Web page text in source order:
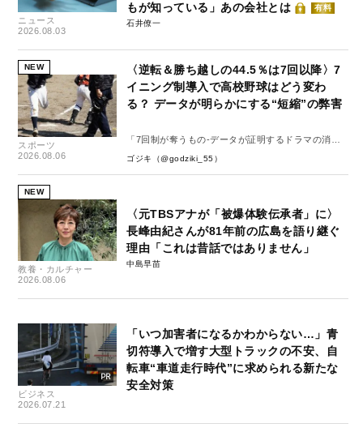
ニュース
2026.08.03
もが知っている」あの会社とは
有料
石井僚一
NEW
スポーツ
2026.08.06
〈逆転＆勝ち越しの44.5％は7回以降〉7
イニング制導入で高校野球はどう変わ
る？ データが明らかにする“短縮”の弊害
「7回制が奪うもの-データが証明するドラマの消
失-」
ゴジキ（@godziki_55）
NEW
教養・カルチャー
2026.08.06
〈元TBSアナが「被爆体験伝承者」に〉
長峰由紀さんが81年前の広島を語り継ぐ
理由「これは昔話ではありません」
中島早苗
ビジネス
2026.07.21
「いつ加害者になるかわからない…」青
切符導入で増す大型トラックの不安、自
転車“車道走行時代”に求められる新たな
安全対策